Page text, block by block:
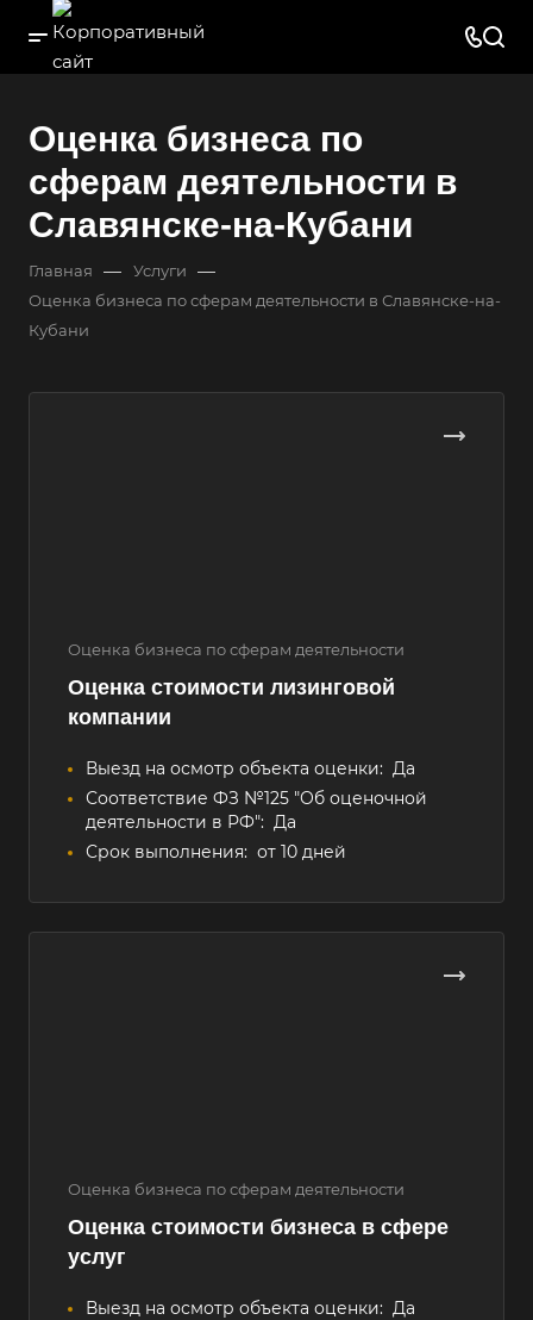
Оценка бизнеса по
сферам деятельности в
Славянске-на-Кубани
Главная — Услуги —
Оценка бизнеса по сферам деятельности в Славянске-на-
Кубани
Оценка бизнеса по сферам деятельности
Оценка стоимости лизинговой
компании
Выезд на осмотр объекта оценки: Да
Соответствие ФЗ №125 "Об оценочной
деятельности в РФ": Да
Срок выполнения: от 10 дней
Оценка бизнеса по сферам деятельности
Оценка стоимости бизнеса в сфере
услуг
Выезд на осмотр объекта оценки: Да